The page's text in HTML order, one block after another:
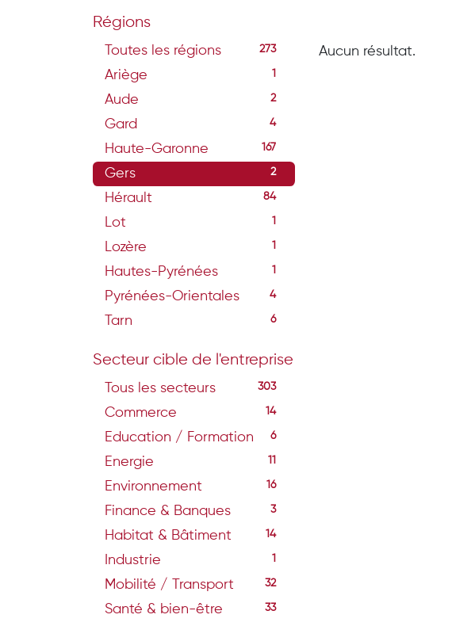
Régions
Toutes les régions 273
Ariège 1
Aude 2
Gard 4
Haute-Garonne 167
Gers 2
Hérault 84
Lot 1
Lozère 1
Hautes-Pyrénées 1
Pyrénées-Orientales 4
Tarn 6
Secteur cible de l'entreprise
Tous les secteurs 303
Commerce 14
Education / Formation 6
Energie 11
Environnement 16
Finance & Banques 3
Habitat & Bâtiment 14
Industrie 1
Mobilité / Transport 32
Santé & bien-être 33
Aucun résultat.